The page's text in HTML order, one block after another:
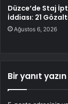
Düzce’de Staj
İddiası: 21
Ağustos 6, 2026
Bir yanıt yazın